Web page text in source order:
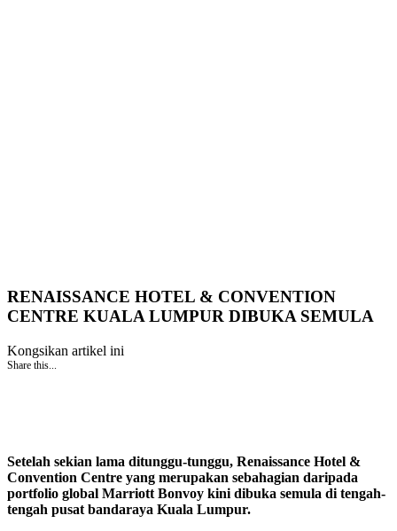
RENAISSANCE HOTEL & CONVENTION
CENTRE KUALA LUMPUR DIBUKA SEMULA
Kongsikan artikel ini
Share this...
Setelah sekian lama ditunggu-tunggu, Renaissance Hotel &
Convention Centre yang merupakan sebahagian daripada
portfolio global Marriott Bonvoy kini dibuka semula di tengah-
tengah pusat bandaraya Kuala Lumpur.